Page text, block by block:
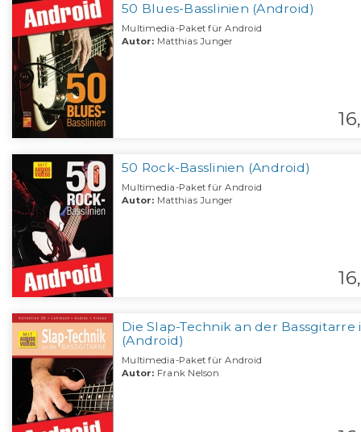
50 Blues-Basslinien (Android)
Multimedia-Paket für Android
Autor: Matthias Junger
16,
50 Rock-Basslinien (Android)
Multimedia-Paket für Android
Autor: Matthias Junger
16,
Die Slap-Technik an der Bassgitarre
(Android)
Multimedia-Paket für Android
Autor: Frank Nelson